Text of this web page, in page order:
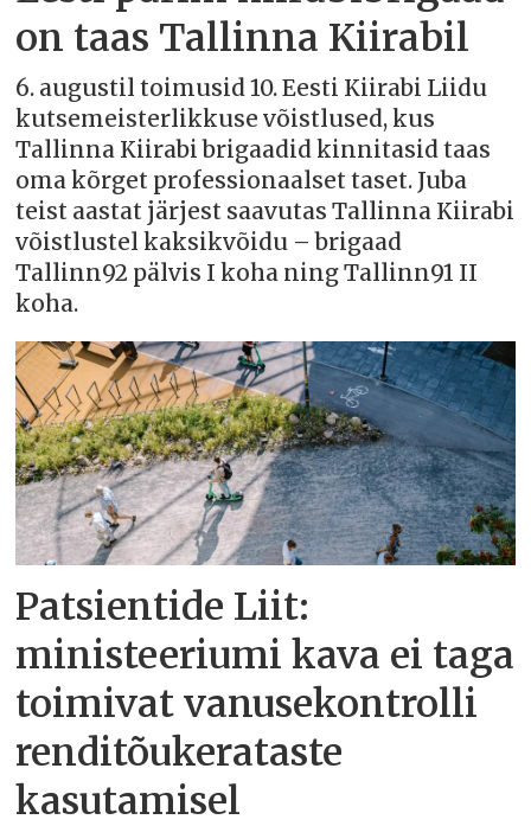
on taas Tallinna Kiirabil
6. augustil toimusid 10. Eesti Kiirabi Liidu
kutsemeisterlikkuse võistlused, kus
Tallinna Kiirabi brigaadid kinnitasid taas
oma kõrget professionaalset taset. Juba
teist aastat järjest saavutas Tallinna Kiirabi
võistlustel kaksikvõidu – brigaad
Tallinn92 pälvis I koha ning Tallinn91 II
koha.
Patsientide Liit:
ministeeriumi kava ei taga
toimivat vanusekontrolli
renditõukerataste
kasutamisel